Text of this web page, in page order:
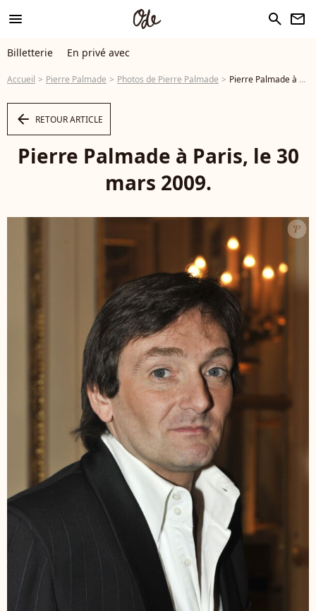
menu search newsletter
Billetterie En privé avec
Accueil Pierre Palmade Photos de Pierre Palmade Pierre Palmade à Paris, le 30 mars 2009. - Photo
arrow_left RETOUR ARTICLE
Pierre Palmade à Paris, le 30
mars 2009.